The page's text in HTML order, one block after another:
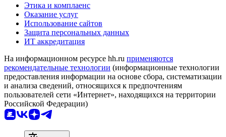
Этика и комплаенс
Оказание услуг
Использование сайтов
Защита персональных данных
ИТ аккредитация
На информационном ресурсе hh.ru применяются
рекомендательные технологии (информационные технологии
предоставления информации на основе сбора, систематизации
и анализа сведений, относящихся к предпочтениям
пользователей сети «Интернет», находящихся на территории
Российской Федерации)